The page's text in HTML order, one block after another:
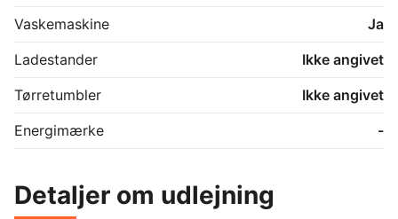
Vaskemaskine
Ja
Ladestander
Ikke angivet
Tørretumbler
Ikke angivet
Energimærke
-
Detaljer om udlejning